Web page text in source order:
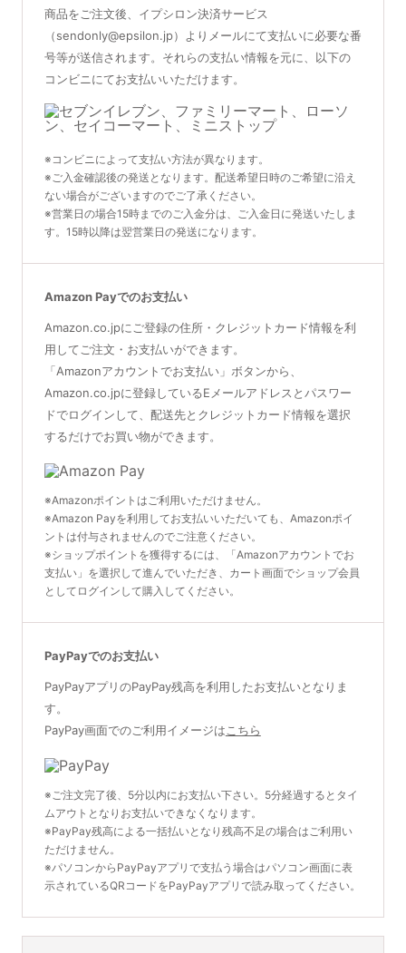
商品をご注文後、イプシロン決済サービス
（sendonly@epsilon.jp）よりメールにて支払いに必要な番
号等が送信されます。それらの支払い情報を元に、以下の
コンビニにてお支払いいただけます。
※コンビニによって支払い方法が異なります。
※ご入金確認後の発送となります。配送希望日時のご希望に沿え
ない場合がございますのでご了承ください。
※営業日の場合15時までのご入金分は、ご入金日に発送いたしま
す。15時以降は翌営業日の発送になります。
Amazon Payでのお支払い
Amazon.co.jpにご登録の住所・クレジットカード情報を利
用してご注文・お支払いができます。
「Amazonアカウントでお支払い」ボタンから、
Amazon.co.jpに登録しているEメールアドレスとパスワー
ドでログインして、配送先とクレジットカード情報を選択
するだけでお買い物ができます。
※Amazonポイントはご利用いただけません。
※Amazon Payを利用してお支払いいただいても、Amazonポイ
ントは付与されませんのでご注意ください。
※ショップポイントを獲得するには、「Amazonアカウントでお
支払い」を選択して進んでいただき、カート画面でショップ会員
としてログインして購入してください。
PayPayでのお支払い
PayPayアプリのPayPay残高を利用したお支払いとなりま
す。
PayPay画面でのご利用イメージは こちら
※ご注文完了後、5分以内にお支払い下さい。5分経過するとタイ
ムアウトとなりお支払いできなくなります。
※PayPay残高による一括払いとなり残高不足の場合はご利用い
ただけません。
※パソコンからPayPayアプリで支払う場合はパソコン画面に表
示されているQRコードをPayPayアプリで読み取ってください。